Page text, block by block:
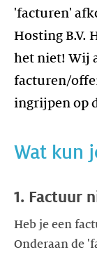
'facturen'
Hosting B.V.
het niet! Wij
facturen/
ingrijpen op
Wat kun
1. Factuur
Heb je een
Onderaan de